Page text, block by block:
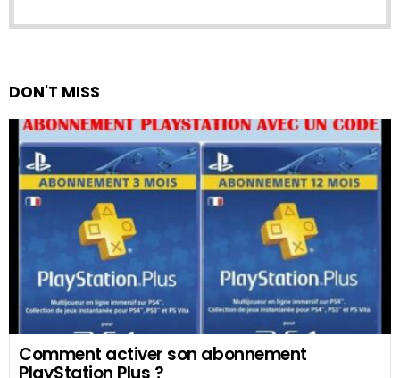
DON'T MISS
Comment activer son abonnement